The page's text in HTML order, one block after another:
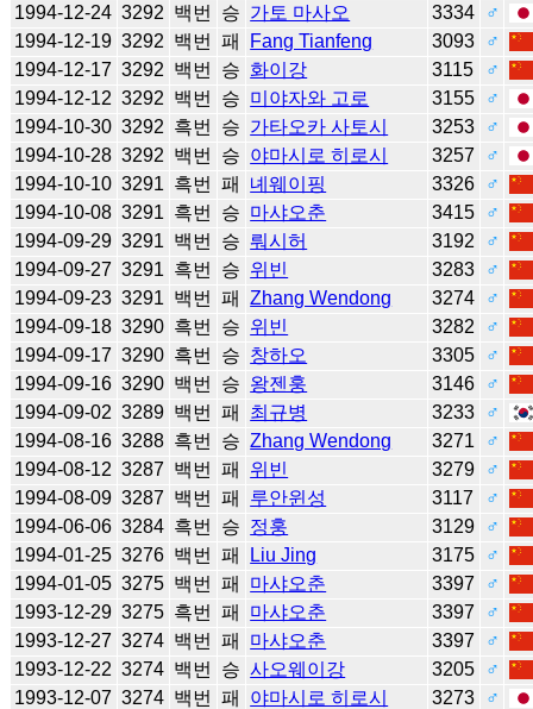
1994-12-24 3292 백번 승 가토 마사오 3334
♂
1994-12-19 3292 백번 패 Fang Tianfeng 3093
♂
1994-12-17 3292 백번 승 화이강 3115
♂
1994-12-12 3292 백번 승 미야자와 고로 3155
♂
1994-10-30 3292 흑번 승 가타오카 사토시 3253
♂
1994-10-28 3292 백번 승 야마시로 히로시 3257
♂
1994-10-10 3291 흑번 패 녜웨이핑 3326
♂
1994-10-08 3291 흑번 승 마샤오춘 3415
♂
1994-09-29 3291 백번 승 뤄시허 3192
♂
1994-09-27 3291 흑번 승 위빈 3283
♂
1994-09-23 3291 백번 패 Zhang Wendong 3274
♂
1994-09-18 3290 흑번 승 위빈 3282
♂
1994-09-17 3290 흑번 승 창하오 3305
♂
1994-09-16 3290 백번 승 왕젠훙 3146
♂
1994-09-02 3289 백번 패 최규병 3233
♂
1994-08-16 3288 흑번 승 Zhang Wendong 3271
♂
1994-08-12 3287 백번 패 위빈 3279
♂
1994-08-09 3287 백번 패 루안윈성 3117
♂
1994-06-06 3284 흑번 승 정훙 3129
♂
1994-01-25 3276 백번 패 Liu Jing 3175
♂
1994-01-05 3275 백번 패 마샤오춘 3397
♂
1993-12-29 3275 흑번 패 마샤오춘 3397
♂
1993-12-27 3274 백번 패 마샤오춘 3397
♂
1993-12-22 3274 백번 승 사오웨이강 3205
♂
1993-12-07 3274 백번 패 야마시로 히로시 3273
♂